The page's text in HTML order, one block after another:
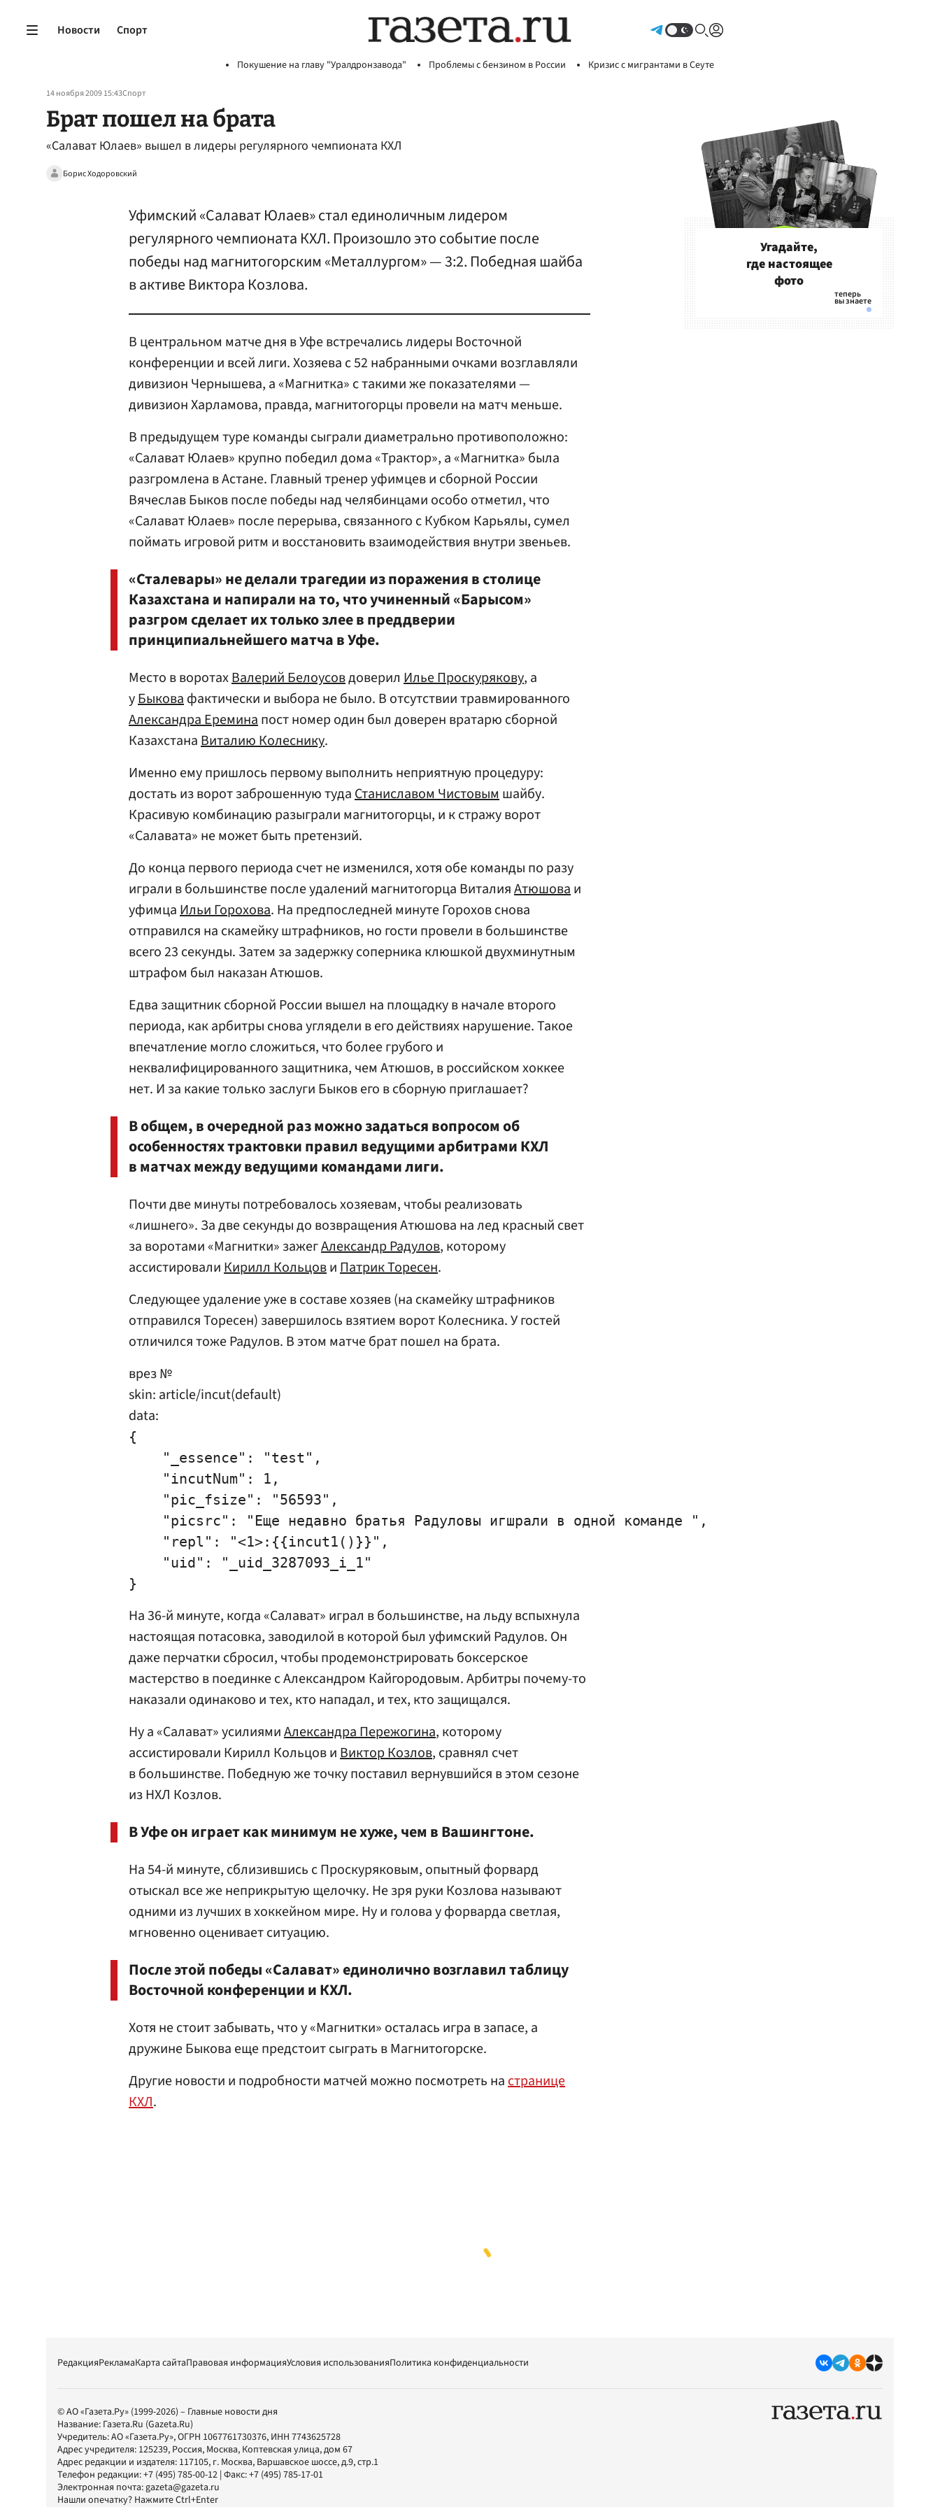
Новости Спорт
Покушение на главу "Уралдронзавода" Проблемы с бензином в России Кризис с мигрантами в Сеуте
14 ноября 2009 15:43Спорт
Брат пошел на брата
«Салават Юлаев» вышел в лидеры регулярного чемпионата КХЛ
Борис Ходоровский
Уфимский «Салават Юлаев» стал единоличным лидером
регулярного чемпионата КХЛ. Произошло это событие после
победы над магнитогорским «Металлургом» — 3:2. Победная шайба
в активе Виктора Козлова.
В центральном матче дня в Уфе встречались лидеры Восточной
конференции и всей лиги. Хозяева с 52 набранными очками возглавляли
дивизион Чернышева, а «Магнитка» с такими же показателями —
дивизион Харламова, правда, магнитогорцы провели на матч меньше.
В предыдущем туре команды сыграли диаметрально противоположно:
«Салават Юлаев» крупно победил дома «Трактор», а «Магнитка» была
разгромлена в Астане. Главный тренер уфимцев и сборной России
Вячеслав Быков после победы над челябинцами особо отметил, что
«Салават Юлаев» после перерыва, связанного с Кубком Карьялы, сумел
поймать игровой ритм и восстановить взаимодействия внутри звеньев.
«Сталевары» не делали трагедии из поражения в столице
Казахстана и напирали на то, что учиненный «Барысом»
разгром сделает их только злее в преддверии
принципиальнейшего матча в Уфе.
Место в воротахВалерий Белоусовдоверил Илье Проскурякову, а
уБыковафактически и выбора не было. В отсутствии травмированного
Александра Ереминапост номер один был доверен вратарю сборной
КазахстанаВиталию Колеснику.
Именно ему пришлось первому выполнить неприятную процедуру:
достать из ворот заброшенную тудаСтаниславом Чистовымшайбу.
Красивую комбинацию разыграли магнитогорцы, и к стражу ворот
«Салавата» не может быть претензий.
До конца первого периода счет не изменился, хотя обе команды по разу
играли в большинстве после удалений магнитогорца ВиталияАтюшоваи
уфимцаИльи Горохова. На предпоследней минуте Горохов снова
отправился на скамейку штрафников, но гости провели в большинстве
всего 23 секунды. Затем за задержку соперника клюшкой двухминутным
штрафом был наказан Атюшов.
Едва защитник сборной России вышел на площадку в начале второго
периода, как арбитры снова углядели в его действиях нарушение. Такое
впечатление могло сложиться, что более грубого и
неквалифицированного защитника, чем Атюшов, в российском хоккее
нет. И за какие только заслуги Быков его в сборную приглашает?
В общем, в очередной раз можно задаться вопросом об
особенностях трактовки правил ведущими арбитрами КХЛ
в матчах между ведущими командами лиги.
Почти две минуты потребовалось хозяевам, чтобы реализовать
«лишнего». За две секунды до возвращения Атюшова на лед красный свет
за воротами «Магнитки» зажегАлександр Радулов, которому
ассистировалиКирилл КольцовиПатрик Торесен.
Следующее удаление уже в составе хозяев (на скамейку штрафников
отправился Торесен) завершилось взятием ворот Колесника. У гостей
отличился тоже Радулов. В этом матче брат пошел на брата.
врез №
skin: article/incut(default)
data:
{
    "_essence": "test",
    "incutNum": 1,
    "pic_fsize": "56593",
    "picsrc": "Еще недавно братья Радуловы игшрали в одной команде ",
    "repl": "<1>:{{incut1()}}",
    "uid": "_uid_3287093_i_1"
На 36-й минуте, когда «Салават» играл в большинстве, на льду вспыхнула
настоящая потасовка, заводилой в которой был уфимский Радулов. Он
даже перчатки сбросил, чтобы продемонстрировать боксерское
мастерство в поединке с Александром Кайгородовым. Арбитры почему-то
наказали одинаково и тех, кто нападал, и тех, кто защищался.
Ну а «Салават» усилиямиАлександра Пережогина, которому
ассистировали Кирилл Кольцов иВиктор Козлов, сравнял счет
в большинстве. Победную же точку поставил вернувшийся в этом сезоне
из НХЛ Козлов.
В Уфе он играет как минимум не хуже, чем в Вашингтоне.
На 54-й минуте, сблизившись с Проскуряковым, опытный форвард
отыскал все же неприкрытую щелочку. Не зря руки Козлова называют
одними из лучших в хоккейном мире. Ну и голова у форварда светлая,
мгновенно оценивает ситуацию.
После этой победы «Салават» единолично возглавил таблицу
Восточной конференции и КХЛ.
Хотя не стоит забывать, что у «Магнитки» осталась игра в запасе, а
дружине Быкова еще предстоит сыграть в Магнитогорске.
Другие новости и подробности матчей можно посмотреть настранице
КХЛ.
Угадайте,
где настоящее
фото
РедакцияРекламаКарта сайтаПравовая информацияУсловия использованияПолитика конфиденциальности
© АО «Газета.Ру» (1999-2026) – Главные новости дня
Название: Газета.Ru (Gazeta.Ru)
Учредитель:АО «Газета.Ру», ОГРН 1067761730376, ИНН 7743625728
Адрес учредителя: 125239, Россия, Москва, Коптевская улица, дом 67
Адрес редакции и издателя: 117105, г. Москва, Варшавское шоссе, д.9, стр.1
Телефон редакции:+7 (495) 785-00-12 | Факс:+7 (495) 785-17-01
Электронная почта:gazeta@gazeta.ru
Нашли опечатку? Нажмите Ctrl+Enter